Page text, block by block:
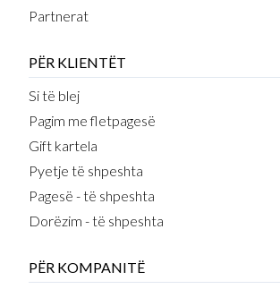
Partnerat
PËR KLIENTËT
Si të blej
Pagim me fletpagesë
Gift kartela
Pyetje të shpeshta
Pagesë - të shpeshta
Dorëzim - të shpeshta
PËR KOMPANITË